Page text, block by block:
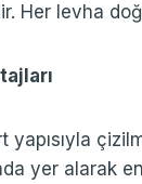
Her levha
yapısıyla
yer alarak